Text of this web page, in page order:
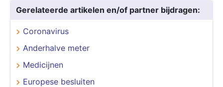
Gerelateerde artikelen en/of partner bijdragen:
Coronavirus
Anderhalve meter
Medicijnen
Europese besluiten